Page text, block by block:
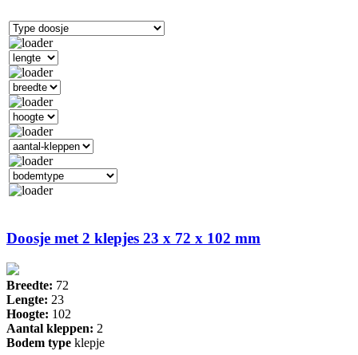
Doosje met 2 klepjes 23 x 72 x 102 mm
Breedte: 72
Lengte: 23
Hoogte: 102
Aantal kleppen: 2
Bodem type klepje